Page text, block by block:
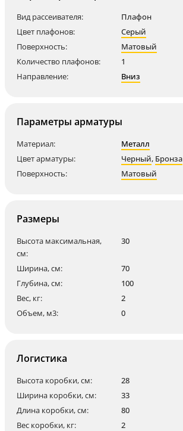
Вид рассеивателя:
Плафон
Цвет плафонов:
Серый
Поверхность:
Матовый
Количество плафонов:
1
Направление:
Вниз
Параметры арматуры
Материал:
Металл
Цвет арматуры:
Черный, Бронза
Поверхность:
Матовый
Размеры
Высота максимальная,
см:
30
Ширина, см:
70
Глубина, см:
100
Вес, кг:
2
Объем, м3:
0
Логистика
Высота коробки, см:
28
Ширина коробки, см:
33
Длина коробки, см:
80
Вес коробки, кг:
2